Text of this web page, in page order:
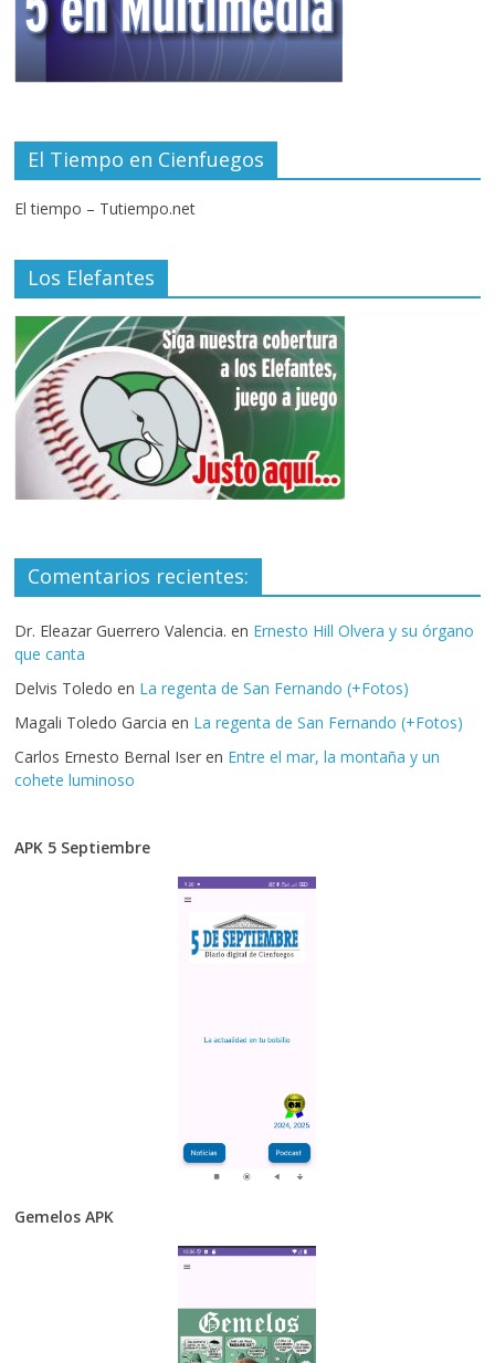
El Tiempo en Cienfuegos
El tiempo – Tutiempo.net
Los Elefantes
Comentarios recientes:
Dr. Eleazar Guerrero Valencia. en Ernesto Hill Olvera y su órgano
que canta
Delvis Toledo en La regenta de San Fernando (+Fotos)
Magali Toledo Garcia en La regenta de San Fernando (+Fotos)
Carlos Ernesto Bernal Iser en Entre el mar, la montaña y un
cohete luminoso
APK 5 Septiembre
Gemelos APK